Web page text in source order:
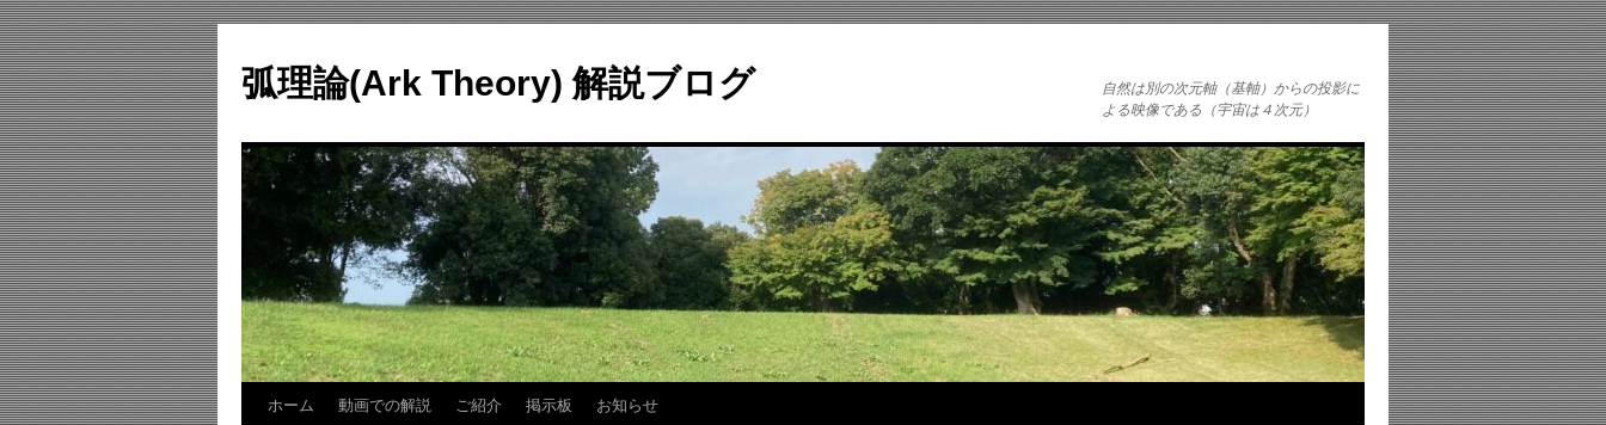
テ
ン
へ
ス
キ
ッ
弧理論(Ark Theory) 解説ブログ
自然は別の次元軸（基軸）からの投影に
よる映像である（宇宙は４次元）
ホーム 動画での解説 ご紹介 掲示板 お知らせ